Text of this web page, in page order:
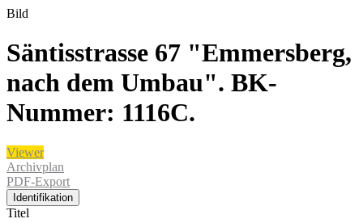
Bild
Säntisstrasse 67 "Emmersberg,
nach dem Umbau". BK-
Nummer: 1116C.
Viewer
Archivplan
PDF-Export
Identifikation
Titel